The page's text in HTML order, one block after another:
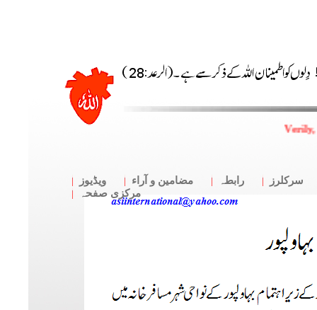
سرکلرز رابطہ مضامین و آراء
ویڈیوز
مرکزی صفحہ